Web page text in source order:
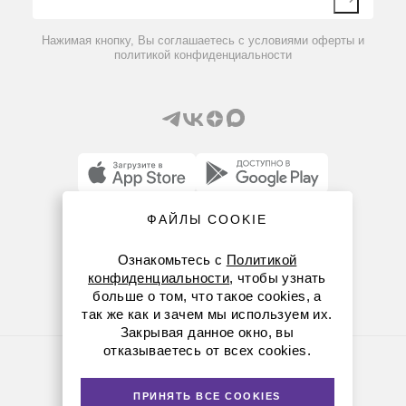
В наличии
Штатив R 1825 с квадратной плитой
Нажимая кнопку, Вы соглашаетесь с условиями оферты и
политикой конфиденциальности
8 (800) 234-05-08
+7 (843) 210-20-80
kazan@dia-m.ru
420111 ул. Профсоюзная, д.40-42, пом. № 8
Политика конфиденциальности
© Диаэм, 1988 — 2026. Все права защищены
Версия для печати
ФАЙЛЫ COOKIE
Ознакомьтесь с Политикой
конфиденциальности, чтобы узнать
больше о том, что такое cookies, а
так же как и зачем мы используем их.
Закрывая данное окно, вы
отказываетесь от всех cookies.
ПРИНЯТЬ ВСЕ COOKIES